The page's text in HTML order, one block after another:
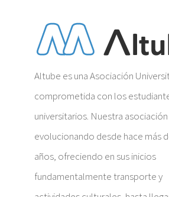
Altube es una Asociación
comprometida con los
universitarios. Nuestra
evolucionando desde hace más
años, ofreciendo en sus inicios
fundamentalmente transporte y